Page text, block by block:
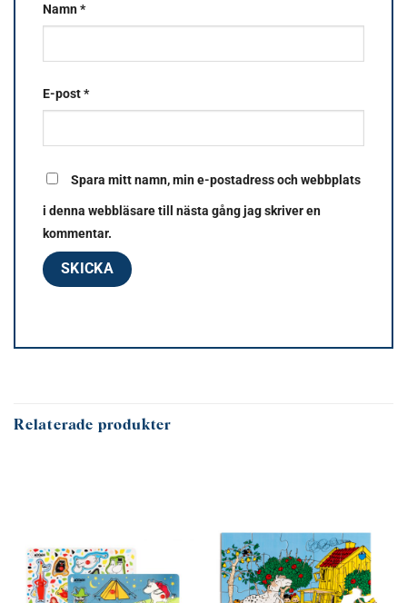
Namn*
E-post*
Spara mitt namn, min e-postadress och webbplats
i denna webbläsare till nästa gång jag skriver en
kommentar.
Relaterade produkter